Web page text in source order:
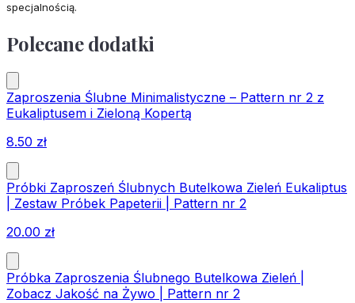
specjalnością.
Polecane dodatki
Zaproszenia Ślubne Minimalistyczne – Pattern nr 2 z
Eukaliptusem i Zieloną Kopertą
8.50 zł
Próbki Zaproszeń Ślubnych Butelkowa Zieleń Eukaliptus
| Zestaw Próbek Papeterii | Pattern nr 2
20.00 zł
Próbka Zaproszenia Ślubnego Butelkowa Zieleń |
Zobacz Jakość na Żywo | Pattern nr 2